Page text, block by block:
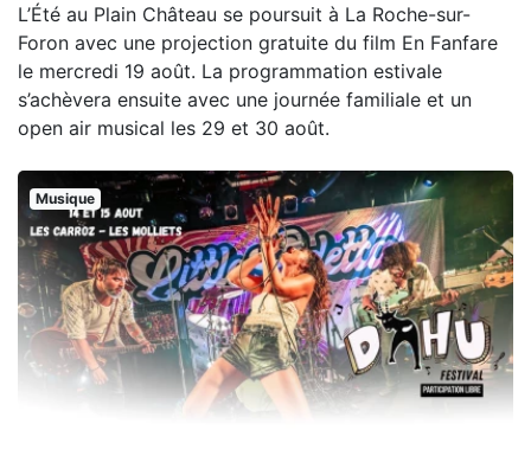
L’Été au Plain Château se poursuit à La Roche-sur-
Foron avec une projection gratuite du film En Fanfare
le mercredi 19 août. La programmation estivale
s’achèvera ensuite avec une journée familiale et un
open air musical les 29 et 30 août.
Musique